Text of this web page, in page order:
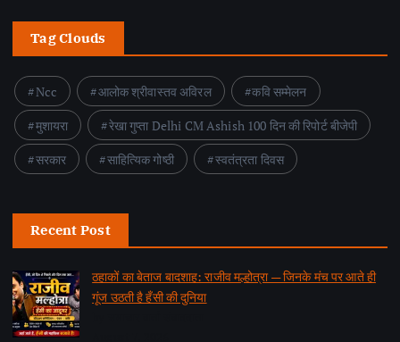
Tag Clouds
Ncc आलोक श्रीवास्तव अविरल
कवि सम्मेलन
मुशायरा
रेखा गुप्ता Delhi CM Ashish 100 दिन की रिपोर्ट बीजेपी
सरकार
साहित्यिक गोष्ठी स्वतंत्रता दिवस
Recent Post
ठहाकों का बेताज बादशाह: राजीव मल्होत्रा — जिनके मंच पर आते ही
गूंज उठती है हँसी की दुनिया